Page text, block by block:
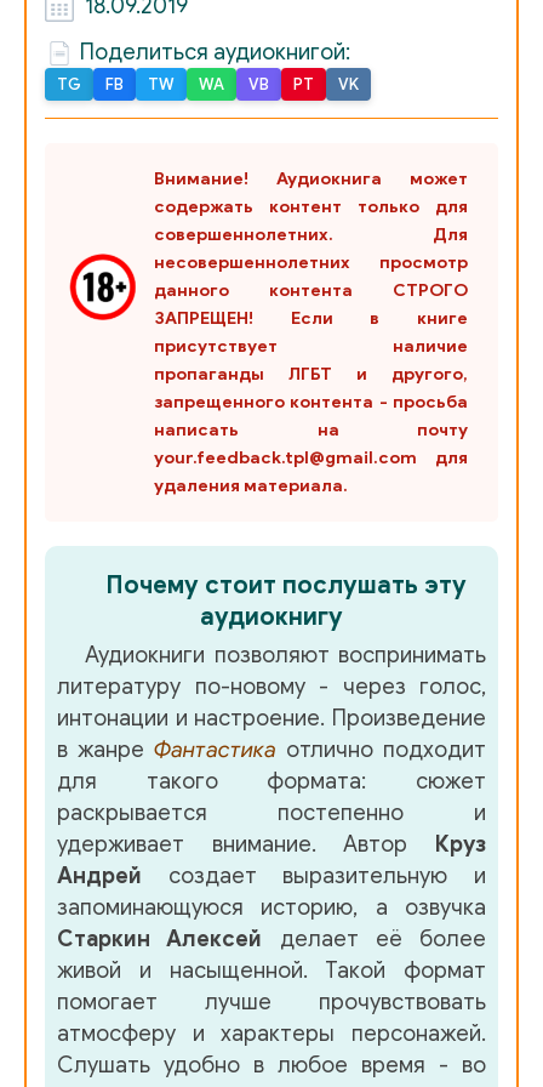
028 Наемник Глава 17
030 Наемник Глава 19
032 Сон
033 Наследник купца Зарама Глава 2
035 Наследник купца Зарама Глава 4
038 Война Глава 3
039 Война Глава 4
040 Война Глава 5
041 Сон
042 Война Глава 6
043 Война Глава 7
044 Война Глава 8
045 Война Глава 9
046 Война Глава 10
047 Война Глава 11
048 Война Глава 12
18.09.2019
Поделиться аудиокнигой:
TG FB TW WA VB PT VK
Внимание! Аудиокнига может
содержать контент только для
совершеннолетних. Для
несовершеннолетних просмотр
данного контента СТРОГО
ЗАПРЕЩЕН! Если в книге
присутствует наличие
пропаганды ЛГБТ и другого,
запрещенного контента - просьба
написать на почту
your.feedback.tpl@gmail.com для
удаления материала.
Почему стоит послушать эту
аудиокнигу
Аудиокниги позволяют воспринимать
литературу по-новому - через голос,
интонации и настроение. Произведение
в жанре Фантастика отлично подходит
для такого формата: сюжет
раскрывается постепенно и
удерживает внимание. Автор
Круз
Андрей создает выразительную и
запоминающуюся историю, а озвучка
Старкин Алексей делает её более
живой и насыщенной. Такой формат
помогает лучше прочувствовать
атмосферу и характеры персонажей.
Слушать удобно в любое время - во